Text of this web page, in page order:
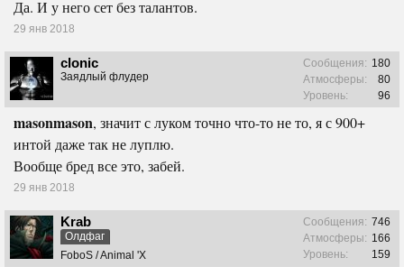
Да. И у него сет без талантов.
29 янв 2018
clonic
Заядлый флудер
Сообщения: 180
Атмосферы:
80
Уровень:
96
masonmason, значит с луком точно что-то не то, я с 900+
интой даже так не луплю.
Вообще бред все это, забей.
29 янв 2018
Krab
Олдфаг
FoboS / Animal 'X
Сообщения: 746
Атмосферы: 166
Уровень:
159